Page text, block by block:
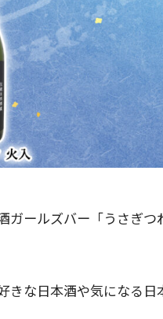
ガールズバー「うさぎ
きな日本酒や気になる日